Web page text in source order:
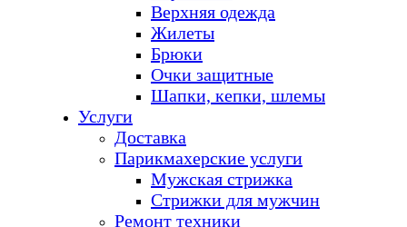
Верхняя одежда
Жилеты
Брюки
Очки защитные
Шапки, кепки, шлемы
Услуги
Доставка
Парикмахерские услуги
Мужская стрижка
Стрижки для мужчин
Ремонт техники